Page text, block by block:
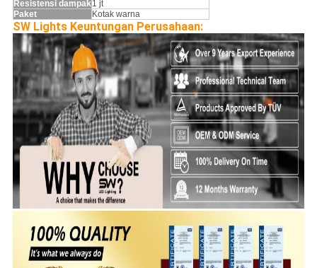
Resistensi dampak1 jt
Paket
Kotak warna
SW Lights Keuntungan Perusahaan: